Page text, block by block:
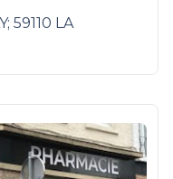
59110 LA